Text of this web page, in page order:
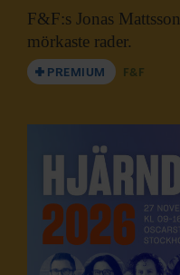
F&F:s Jonas Mattsson
mörkaste rader.
PREMIUM F&F